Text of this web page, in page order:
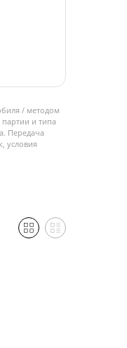
/ методом
партии и типа
Передача
условия